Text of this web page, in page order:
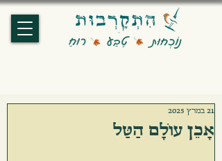
אָכֵן עוֹלָם הַטַּל
21 במרץ 2025